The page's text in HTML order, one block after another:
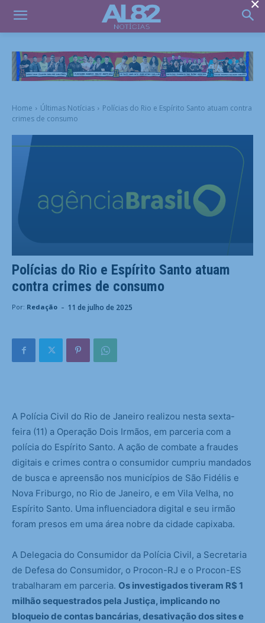
Home Últimas Notícias
Polícias do Rio e Espírito Santo atuam contra
crimes de consumo
Polícias do Rio e Espírito Santo atuam
contra crimes de consumo
Por: Redação - 11 de julho de 2025
A Polícia Civil do Rio de Janeiro realizou nesta sexta-
feira (11) a Operação Dois Irmãos, em parceria com a
polícia do Espírito Santo. A ação de combate a fraudes
digitais e crimes contra o consumidor cumpriu mandados
de busca e apreensão nos municípios de São Fidélis e
Nova Friburgo, no Rio de Janeiro, e em Vila Velha, no
Espírito Santo. Uma influenciadora digital e seu irmão
foram presos em uma área nobre da cidade capixaba.
A Delegacia do Consumidor da Polícia Civil, a Secretaria
de Defesa do Consumidor, o Procon-RJ e o Procon-ES
trabalharam em parceria. Os investigados tiveram R$ 1
milhão sequestrados pela Justiça, implicando no
bloqueio de contas bancárias, desativação dos sites e